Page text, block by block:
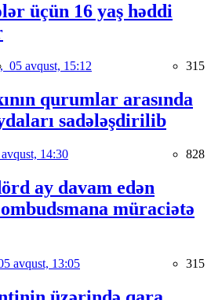
üçün 16 yaş həddi
05 avqust, 15:12 315
qurumlar arasında
sadələşdirilib
14:30 828
ay davam edən
müraciətə
avqust, 13:05 315